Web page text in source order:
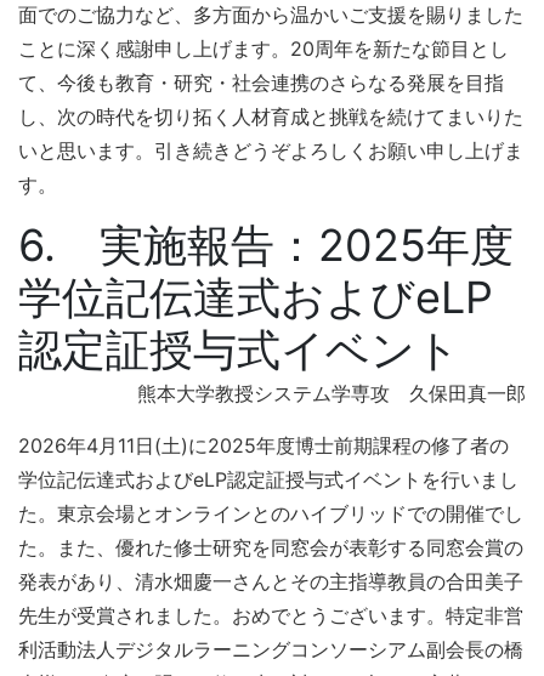
面でのご協力など、多方面から温かいご支援を賜りました
ことに深く感謝申し上げます。20周年を新たな節目とし
て、今後も教育・研究・社会連携のさらなる発展を目指
し、次の時代を切り拓く人材育成と挑戦を続けてまいりた
いと思います。引き続きどうぞよろしくお願い申し上げま
す。
6. 実施報告：2025年度
学位記伝達式およびeLP
認定証授与式イベント
熊本大学教授システム学専攻 久保田真一郎
2026年4月11日(土)に2025年度博士前期課程の修了者の
学位記伝達式およびeLP認定証授与式イベントを行いまし
た。東京会場とオンラインとのハイブリッドでの開催でし
た。また、優れた修士研究を同窓会が表彰する同窓会賞の
発表があり、清水畑慶一さんとその主指導教員の合田美子
先生が受賞されました。おめでとうございます。特定非営
利活動法人デジタルラーニングコンソーシアム副会長の橋